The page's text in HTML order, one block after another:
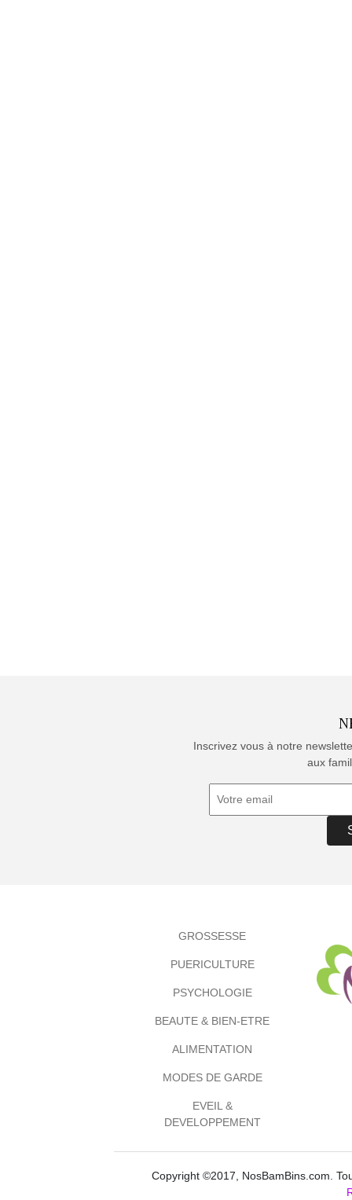
Inscrivez vous à notre
aux
GROSSESSE
PUERICULTURE
PSYCHOLOGIE
BEAUTE & BIEN-ETRE
ALIMENTATION
MODES DE GARDE
EVEIL &
DEVELOPPEMENT
Copyright ©2017, NosBamBins.com.